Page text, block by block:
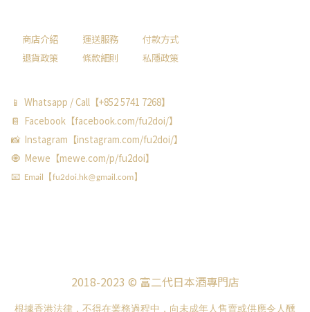
商店介紹 運送服務
付款方式
退貨政策
條款細則 私隱政策
📱 Whatsapp / Call【+852 5741 7268】
📔 Facebook【facebook.com/fu2doi/】
📸 Instagram【instagram.com/fu2doi/】
🧿 Mewe【mewe.com/p/fu2doi】
📧 Email【fu2doi.hk@gmail.com】
2018-2023 © 富二代日本酒專門店
根據香港法律，不得在業務過程中，向未成年人售賣或供應令人醺